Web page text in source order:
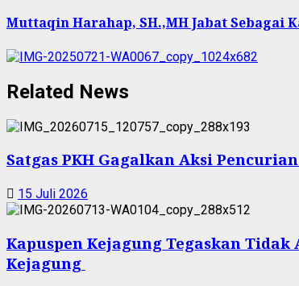
Muttaqin Harahap, SH.,MH Jabat Sebagai
Related News
Satgas PKH Gagalkan Aksi
15 Juli 2026
Kapuspen Kejagung Tegaskan Tidak
Kejagung